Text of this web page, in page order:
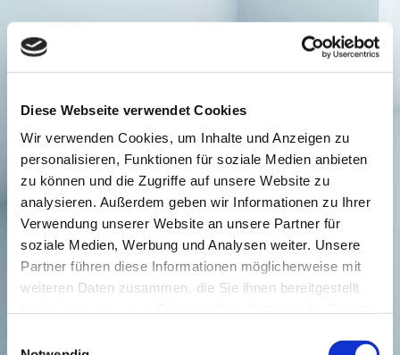
Diese Webseite verwendet Cookies
Wir verwenden Cookies, um Inhalte und Anzeigen zu
personalisieren, Funktionen für soziale Medien anbieten
zu können und die Zugriffe auf unsere Website zu
analysieren. Außerdem geben wir Informationen zu Ihrer
Verwendung unserer Website an unsere Partner für
soziale Medien, Werbung und Analysen weiter. Unsere
Partner führen diese Informationen möglicherweise mit
weiteren Daten zusammen, die Sie ihnen bereitgestellt
der Cookie-Erklärung jederzeit auf unserer Website über
Unsere Öffnungszeiten